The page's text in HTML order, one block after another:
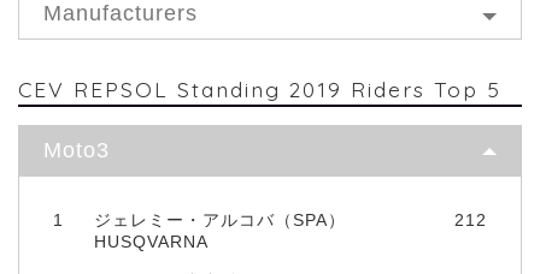
Manufacturers
CEV REPSOL Standing 2019 Riders Top 5
Moto3
1
ジェレミー・アルコバ（SPA）
HUSQVARNA
212